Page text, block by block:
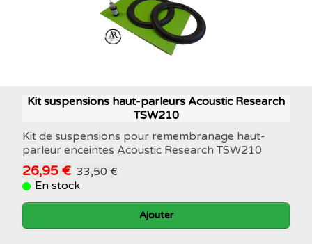
Kit suspensions haut-parleurs Acoustic Research
TSW210
Kit de suspensions pour remembranage haut-
parleur enceintes Acoustic Research TSW210
26,95 € 33,50 €
En stock
Ajouter